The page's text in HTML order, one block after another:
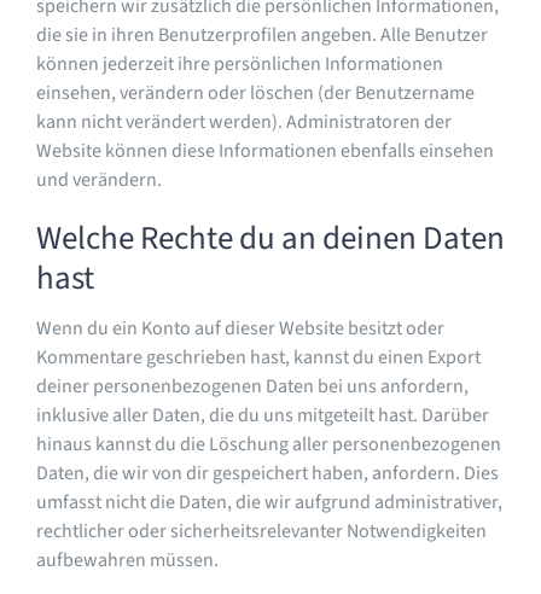
speichern wir zusätzlich die persönlichen Informationen,
die sie in ihren Benutzerprofilen angeben. Alle Benutzer
können jederzeit ihre persönlichen Informationen
einsehen, verändern oder löschen (der Benutzername
kann nicht verändert werden). Administratoren der
Website können diese Informationen ebenfalls einsehen
und verändern.
Welche Rechte du an deinen Daten
hast
Wenn du ein Konto auf dieser Website besitzt oder
Kommentare geschrieben hast, kannst du einen Export
deiner personenbezogenen Daten bei uns anfordern,
inklusive aller Daten, die du uns mitgeteilt hast. Darüber
hinaus kannst du die Löschung aller personenbezogenen
Daten, die wir von dir gespeichert haben, anfordern. Dies
umfasst nicht die Daten, die wir aufgrund administrativer,
rechtlicher oder sicherheitsrelevanter Notwendigkeiten
aufbewahren müssen.